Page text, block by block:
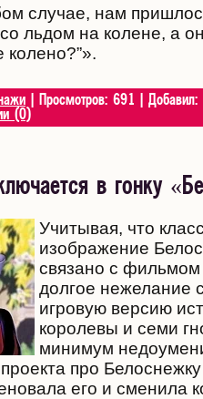
случае, нам
льдом на колене, а
колено?”».
| Просмотров: 691 | Добавил:
(0)
в гонку
Учитывая, что
изображение
связано с
долгое нежелание
игровую версию
королевы и семи
минимум
про
его и сменила